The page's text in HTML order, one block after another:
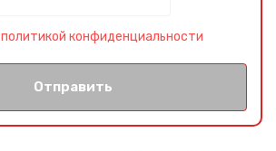
политикой конфиденциальности
Отправить